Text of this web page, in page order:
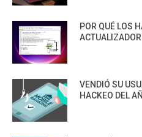
POR QUÉ LOS
VENDIÓ SU
HACKEO DEL